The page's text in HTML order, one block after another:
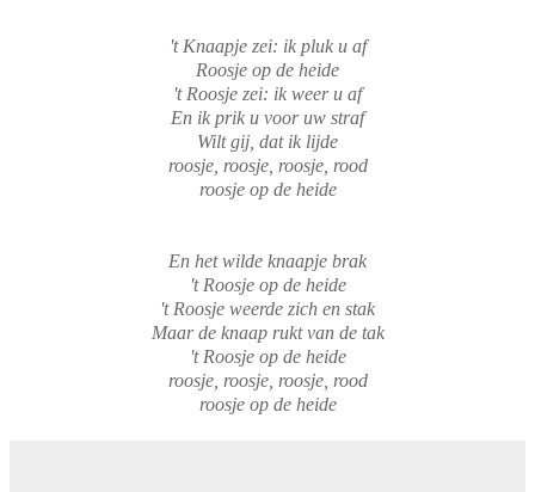
't Knaapje zei: ik pluk u af
Roosje op de heide
't Roosje zei: ik weer u af
En ik prik u voor uw straf
Wilt gij, dat ik lijde
roosje, roosje, roosje, rood
roosje op de heide
En het wilde knaapje brak
't Roosje op de heide
't Roosje weerde zich en stak
Maar de knaap rukt van de tak
't Roosje op de heide
roosje, roosje, roosje, rood
roosje op de heide